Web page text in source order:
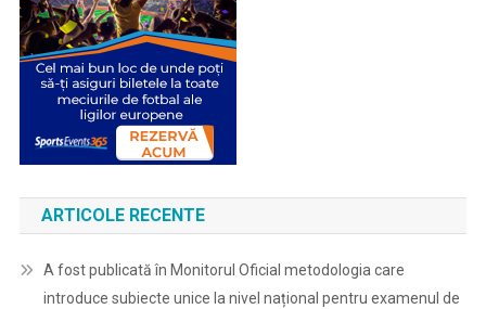
ARTICOLE RECENTE
A fost publicată în Monitorul Oficial metodologia care
introduce subiecte unice la nivel național pentru examenul de